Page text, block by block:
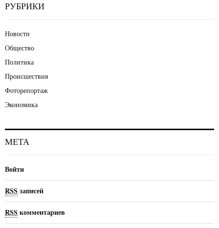
РУБРИКИ
Новости
Общество
Политика
Происшествия
Фоторепортаж
Экономика
МЕТА
Войти
RSS записей
RSS комментариев